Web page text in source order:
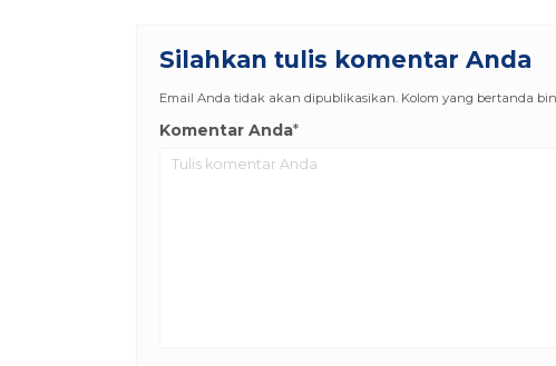
Silahkan tulis komentar Anda
Email Anda tidak akan dipublikasikan. Kolom yang bertanda
Komentar Anda*